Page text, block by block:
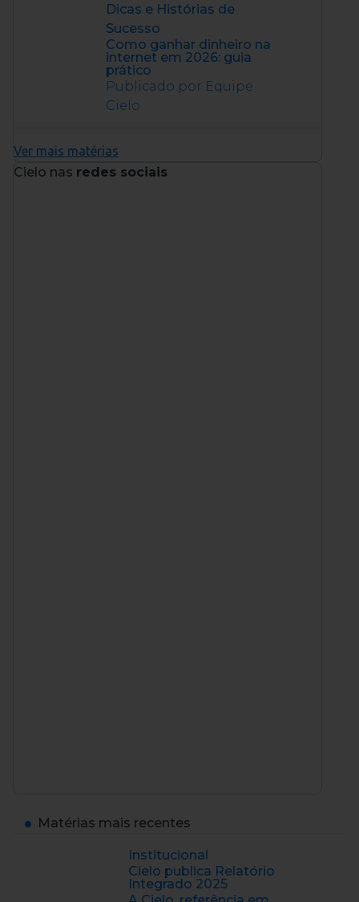
Dicas e Histórias de
Sucesso
Como ganhar dinheiro na
internet em 2026: guia
prático
Publicado por Equipe
Cielo
Ver mais matérias
Cielo nas redes sociais
Matérias mais recentes
Institucional
Cielo publica Relatório
Integrado 2025